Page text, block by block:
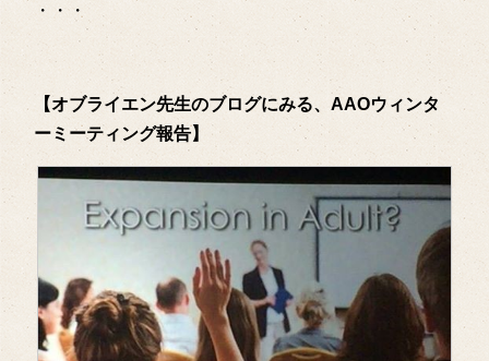
・・・
【オブライエン先生のブログにみる、AAOウィンタ
ーミーティング報告】